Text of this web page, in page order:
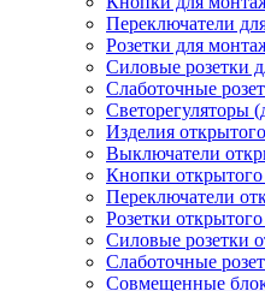
Переключатели
Розетки для
Силовые розетки
Слаботочные
Светорегуляторы
Изделия
Выключатели
Кнопки
Переключатели
Розетки
Силовые розетки
Слаботочные
Совмещенные